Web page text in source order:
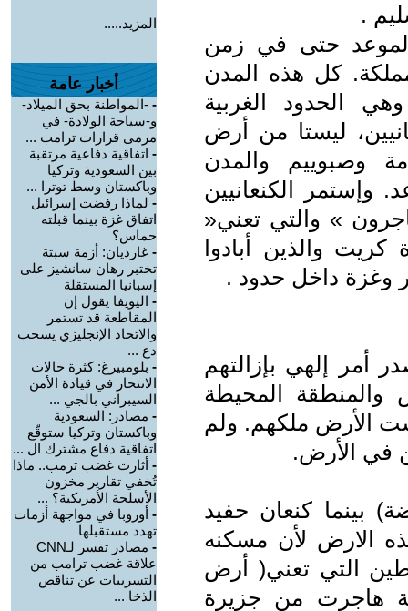
.
حتى في زمن
كل هذه المدن
الحدود الغربية
ليستا من أرض
وصبوييم والمدن
الكنعانيين
» والتي تعني«
والذين أبادوا
وغزة داخل حدود .
أمر إلهي بإزالتهم
المحيطة
الأرض ملكهم. ولم
في الأرض.
بينما كنعان حفيد
الارض لأن مسكنه
التي تعني( أرض
هاجرت من جزيرة
المزيد.....
أخبار عامة
- -المواطنة بحق الميلاد-
و-سياحة الولادة- في
مرمى قرارات ترامب ...
- اتفاقية دفاعية مرتقبة
بين السعودية وتركيا
وباكستان وسط توترا ...
- لماذا رفضت إسرائيل
اتفاق غزة بينما قبلته
حماس؟
- غارديان: أزمة سبتة
تختبر رهان سانشيز على
إسبانيا المستقلة
- اليويفا يقول إن
المقاطعة قد تستمر
والاتحاد الإنجليزي يسحب
دع ...
- بلومبيرغ: كثرة حالات
الانتحار في قيادة الأمن
السيبراني بالجي ...
- مصادر: السعودية
وباكستان وتركيا ستوقّع
اتفاقية دفاع مشترك ال ...
- أثارت غضب ترمب.. ماذا
تُخفي تقارير مخزون
الأسلحة الأمريكية؟ ...
- أوروبا في مواجهة أزمات
تهدد مستقبلها
-
مصادر تفسر لـCNN
علاقة غضب ترامب من
التسريبات عن تناقص
الذخا ...